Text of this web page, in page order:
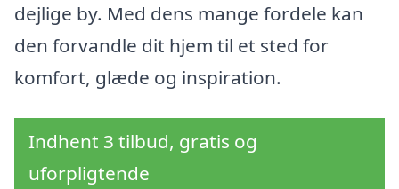
dejlige by. Med dens mange fordele kan
den forvandle dit hjem til et sted for
komfort, glæde og inspiration.
Indhent 3 tilbud, gratis og
uforpligtende